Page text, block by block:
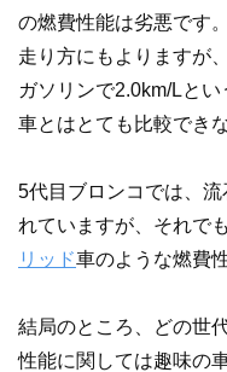
の燃費性能は劣悪です。
走り方にもよりますが
ガソリンで2.0km/Lと
車とはとても比較でき
5代目ブロンコでは、
れていますが、それで
リッド車のような燃費
結局のところ、どの世
性能に関しては趣味の